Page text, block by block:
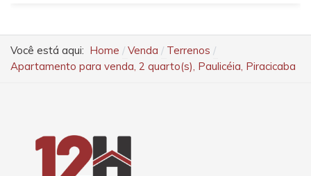
Você está aqui: Home Venda
Terrenos
Apartamento para venda, 2 quarto(s), Paulicéia, Piracicaba